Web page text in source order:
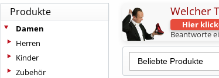
Produkte
Damen
Herren
Kinder
Zubehör
Welcher
Hier
Beantworte